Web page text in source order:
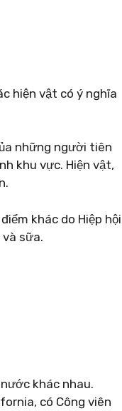
hiện vật có ý nghĩa
những người tiên
khu vực. Hiện vật,
khác do Hiệp hội
sữa.
khác nhau.
có Công viên